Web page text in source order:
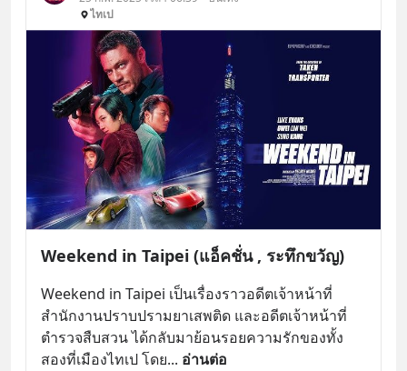
ไทเป
Weekend in Taipei (แอ็คชั่น , ระทึกขวัญ)
Weekend in Taipei เป็นเรื่องราวอดีตเจ้าหน้าที่
สำนักงานปราบปรามยาเสพติด และอดีตเจ้าหน้าที่
ตำรวจสืบสวน ได้กลับมาย้อนรอยความรักของทั้ง
สองที่เมืองไทเป โดย... อ่านต่อ